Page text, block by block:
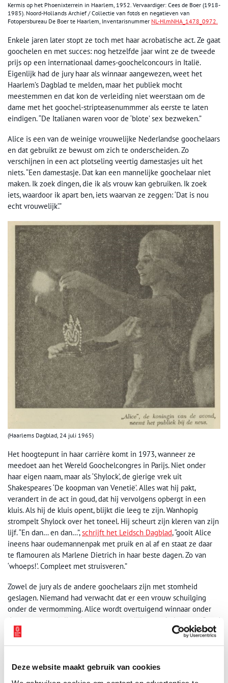
Deze website maakt gebruik van cookies
Kermis op het Phoenixterrein in Haarlem, 1952. Vervaardiger: Cees de Boer (1918-
1985). Noord-Hollands Archief / Collectie van foto’s en negatieven van
Fotopersbureau De Boer te Haarlem, Inventarisnummer NL-HlmNHA_1478_0972.
Enkele jaren later stopt ze toch met haar acrobatische act. Ze gaat
goochelen en met succes: nog hetzelfde jaar wint ze de tweede
prijs op een internationaal dames-goochelconcours in Italië.
Eigenlijk had de jury haar als winnaar aangewezen, weet het
Haarlem’s Dagblad te melden, maar het publiek mocht
meestemmen en dat kon de verleiding niet weerstaan om de
dame met het goochel-stripteasenummmer als eerste te laten
eindigen. “De Italianen waren voor de ‘blote’ sex bezweken.”
Alice is een van de weinige vrouwelijke Nederlandse goochelaars
en dat gebruikt ze bewust om zich te onderscheiden. Zo
verschijnen in een act plotseling veertig damestasjes uit het
niets. “Een damestasje. Dat kan een mannelijke goochelaar niet
maken. Ik zoek dingen, die ik als vrouw kan gebruiken. Ik zoek
iets, waardoor ik apart ben, iets waarvan ze zeggen: ‘Dat is nou
echt vrouwelijk’.”
(Haarlems Dagblad, 24 juli 1965)
Het hoogtepunt in haar carrière komt in 1973, wanneer ze
meedoet aan het Wereld Goochelcongres in Parijs. Niet onder
haar eigen naam, maar als ‘Shylock’, de gierige vrek uit
Shakespeares ‘De koopman van Venetië’. Alles wat hij pakt,
verandert in de act in goud, dat hij vervolgens opbergt in een
kluis. Als hij de kluis opent, blijkt die leeg te zijn. Wanhopig
strompelt Shylock over het toneel. Hij scheurt zijn kleren van zijn
lijf. “En dan… en dan…”,schrijft het Leidsch Dagblad, “gooit Alice
ineens haar oudemannenpak met pruik en al af en staat ze daar
te flamouren als Marlene Dietrich in haar beste dagen. Zo van
‘whoeps!’. Compleet met struisveren.”
Zowel de jury als de andere goochelaars zijn met stomheid
geslagen. Niemand had verwacht dat er een vrouw schuilging
onder de vermomming. Alice wordt overtuigend winnaar onder
de vrouwen en krijgt als eerste vrouwelijke goochelaar een Grand
Prix. Bij thuiskomst hebben de buren het huis met bloemen
‘Alice Bakkenes-Willems’, blijft er nuchter onder. “